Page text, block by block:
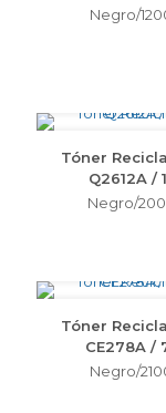
Negro/
Tóner
Q2612A /
Negro/
Tóner
CE278A /
Negro/